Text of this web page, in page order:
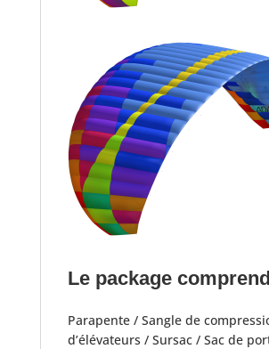
Le package comprend
Parapente / Sangle de
d’élévateurs / Sursac / Sac de